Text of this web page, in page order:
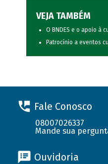
VEJA TAMBÉM
O BNDES e o apoio à
Patrocínio a eventos
Fale Conosco
08007026337
Mande sua
Ouvidoria